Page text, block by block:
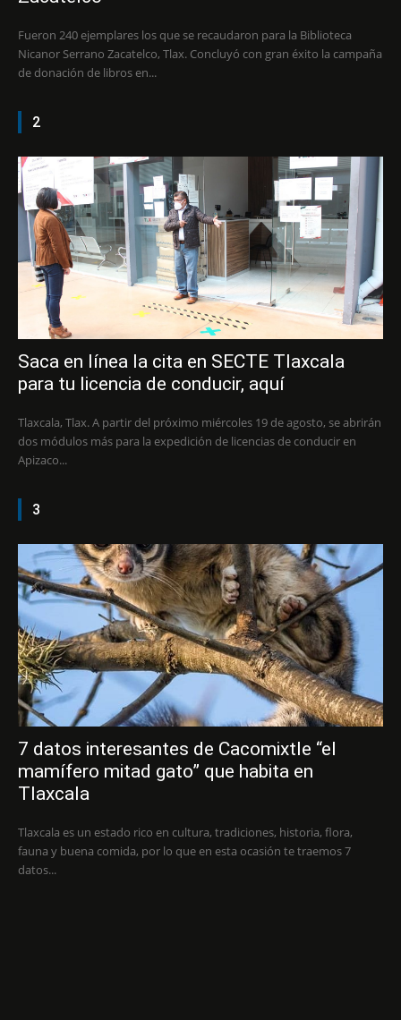
Fueron 240 ejemplares los que se recaudaron para la Biblioteca
Nicanor Serrano Zacatelco, Tlax. Concluyó con gran éxito la campaña
de donación de libros en...
2
Saca en línea la cita en SECTE Tlaxcala
para tu licencia de conducir, aquí
Tlaxcala, Tlax. A partir del próximo miércoles 19 de agosto, se abrirán
dos módulos más para la expedición de licencias de conducir en
Apizaco...
3
7 datos interesantes de Cacomixtle “el
mamífero mitad gato” que habita en
Tlaxcala
Tlaxcala es un estado rico en cultura, tradiciones, historia, flora,
fauna y buena comida, por lo que en esta ocasión te traemos 7
datos...